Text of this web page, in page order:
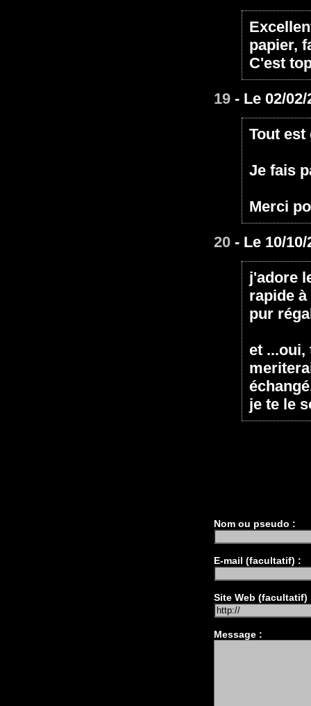
papier,
C'est
19 - Le 02/
Tout
Je fais
Merci
20 - Le 10/
j'adore
rapide
pur
et ...oui,
je te le
Nom ou pseudo :
E-mail (facultatif) :
Site Web (facultatif)
Message :